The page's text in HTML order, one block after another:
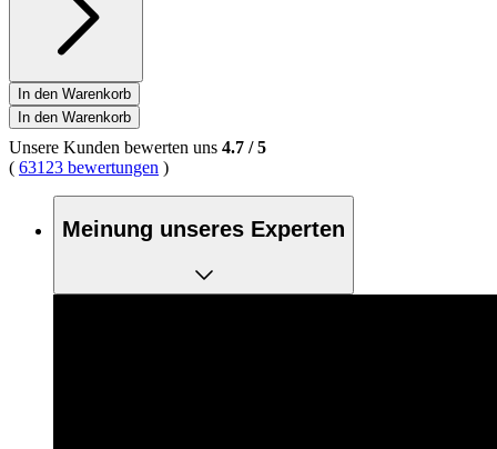
In den Warenkorb
In den Warenkorb
Unsere Kunden bewerten uns 4.7 /5
( 63123 bewertungen )
Meinung unseres Experten